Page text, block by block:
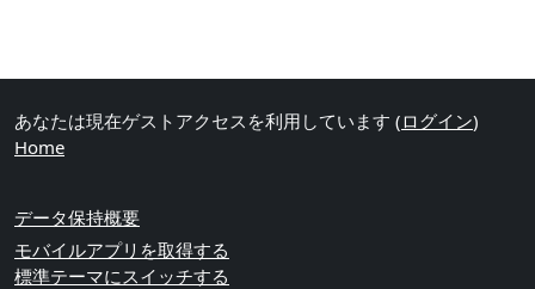
あなたは現在ゲストアクセスを利用しています (ログイン)
Home
データ保持概要
モバイルアプリを取得する
標準テーマにスイッチする